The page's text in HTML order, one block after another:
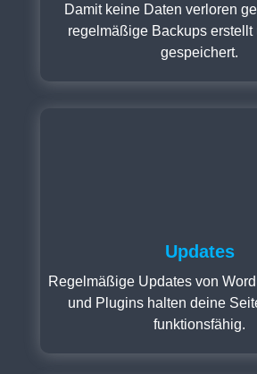
Damit keine Daten verloren
regelmäßige Backups erstellt
gespeichert.
Updates
Regelmäßige Updates von
und Plugins halten deine
funktionsfähig.